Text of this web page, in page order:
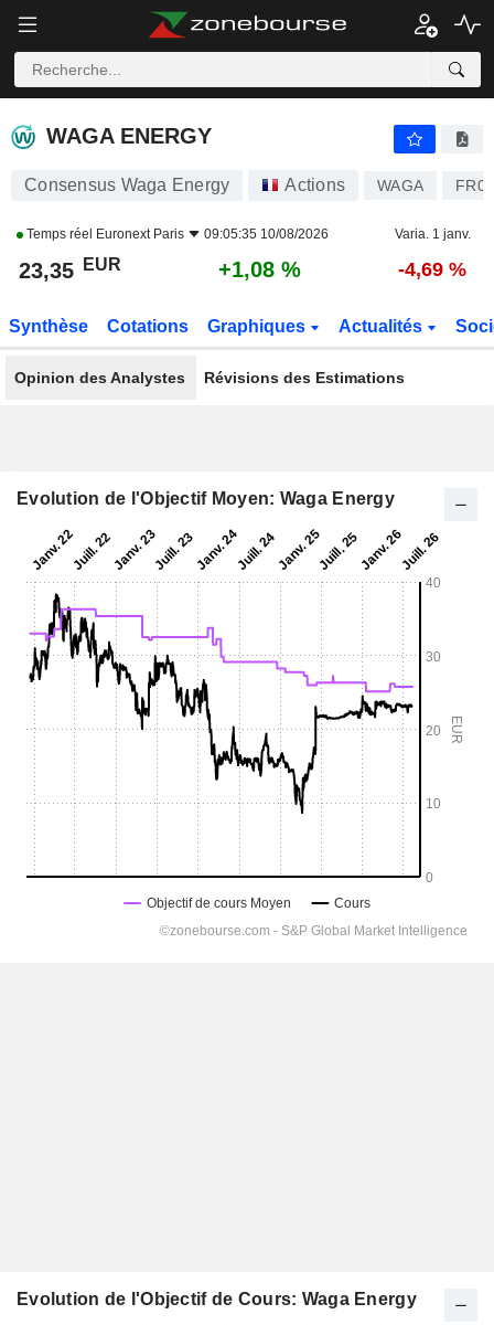
WAGA ENERGY
WAGA ENERGY
Consensus Waga Energy Actions WAGA
Temps réel Euronext Paris 09:05:35 10/08/2026 Varia. 1 janv.
23,35 EUR +1,08 % -4,69 %
Synthèse Cotations Graphiques Actualités
Opinion des Analystes Révisions des Estimations
Evolution de l'Objectif Moyen: Waga Energy
Evolution de l'Objectif de Cours: Waga Energy